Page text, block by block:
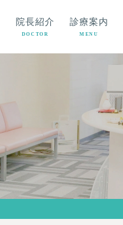
院長紹介
DOCTOR
診療案内
MENU